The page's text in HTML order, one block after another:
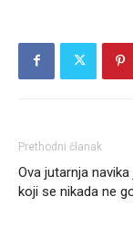
Prethodni članak
Ova jutarnja
koji se nikada ne